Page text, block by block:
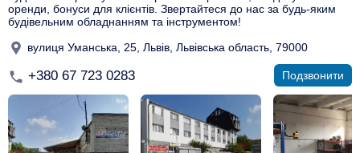
оренди, бонуси для клієнтів. Звертайтеся до нас за будь-яким
будівельним обладнанням та інструментом!
вулиця Уманська, 25, Львів, Львівська область, 79000
+380 67 723 0283 Подзвонити